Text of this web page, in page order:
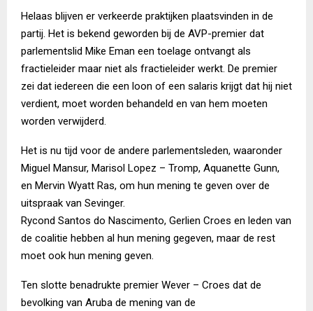
Helaas blijven er verkeerde praktijken plaatsvinden in de
partij. Het is bekend geworden bij de AVP-premier dat
parlementslid Mike Eman een toelage ontvangt als
fractieleider maar niet als fractieleider werkt. De premier
zei dat iedereen die een loon of een salaris krijgt dat hij niet
verdient, moet worden behandeld en van hem moeten
worden verwijderd.
Het is nu tijd voor de andere parlementsleden, waaronder
Miguel Mansur, Marisol Lopez – Tromp, Aquanette Gunn,
en Mervin Wyatt Ras, om hun mening te geven over de
uitspraak van Sevinger.
Rycond Santos do Nascimento, Gerlien Croes en leden van
de coalitie hebben al hun mening gegeven, maar de rest
moet ook hun mening geven.
Ten slotte benadrukte premier Wever – Croes dat de
bevolking van Aruba de mening van de